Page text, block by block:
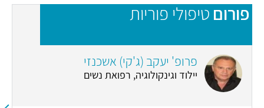
פורום טיפולי פוריות
פרופ' יעקב (ג'קי) אשכנזי
יילוד וגינקולוגיה, רפואת נשים